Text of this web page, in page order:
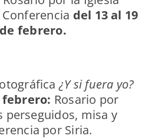
del 13 al 19
de febrero.
¿Y si fuera yo?
febrero: Rosario por
perseguidos, misa y
por Siria.